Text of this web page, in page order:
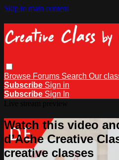
Skip to main content
Browse Forums Search Our
Subscribe Sign in
Subscribe Sign In
Watch this video
d’Ache Creative
creative classes